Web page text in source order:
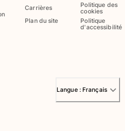
Carrières
Plan du site
Politique des
cookies
Politique
d'accessibilité
Langue : Français